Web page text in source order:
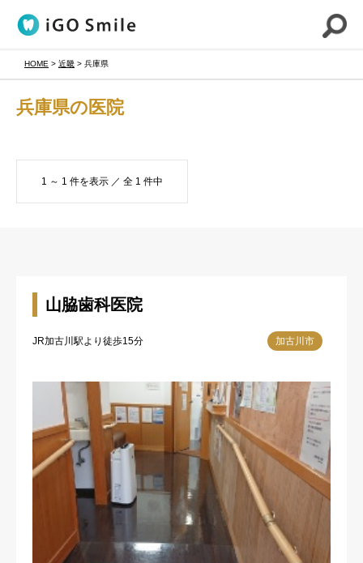
HOME > 近畿 > 兵庫県
兵庫県の医院
1 ～ 1 件を表示 ／ 全 1 件中
山脇歯科医院
JR加古川駅より徒歩15分 加古川市